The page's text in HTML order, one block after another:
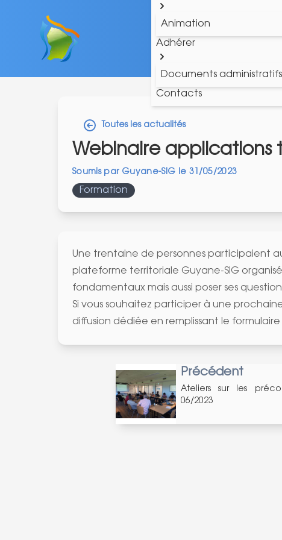
Animation
Adhérer
Documents administratifs
Contacts
Toutes les actualités
Webinaire applications
Soumis par Guyane-SIG le 31/05/2023
Formation
Une trentaine de personnes participaient
plateforme territoriale Guyane-SIG
fondamentaux mais aussi poser ses
Si vous souhaitez participer à une
diffusion dédiée en remplissant le formulaire
Précédent
Ateliers sur les
06/2023